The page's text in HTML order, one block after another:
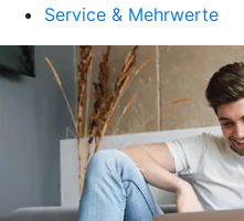
Service & Mehrwerte